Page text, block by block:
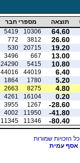
תוצאה מספרי חבר
64.60
10306
5419
26.60
3812
772
19.20
20715
530
13.00
667
3496
10.80
5415
24290
6.40
44019
44016
5.20
1780
1864
4.80
8275
2663
0.20
16104
4261
-28.60
1267
3955
-41.80
11950
4002
-80.40
11346
11345
אסף עמית